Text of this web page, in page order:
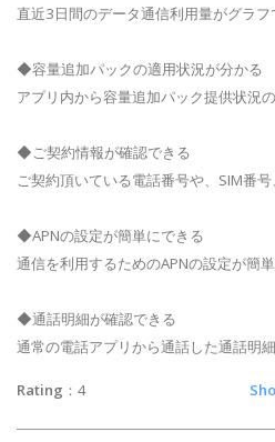
直近3日間のデータ通信利用量がグラフ
◆容量追加パックの適用状況が分かる
アプリ内から容量追加パック提供状況
◆ご契約情報が確認できる
ご契約頂いている電話番号や、SIM番号
◆APNの設定が簡単にできる
通信を利用するためのAPNの設定が簡単
◆通話明細が確認できる
通常の電話アプリから通話した通話明細
Rating ：4